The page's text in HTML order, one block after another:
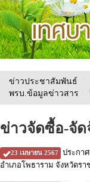
ข่าวประชาสัมพันธ์ /
พรบ.ข้อมูลข่าวสาร /
ข่าวจัดซื้อ-จัด
23 เมษายน 2567 ประกา
อำเภอโพธาราม จังหวัดร